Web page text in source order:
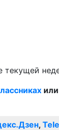
или
,